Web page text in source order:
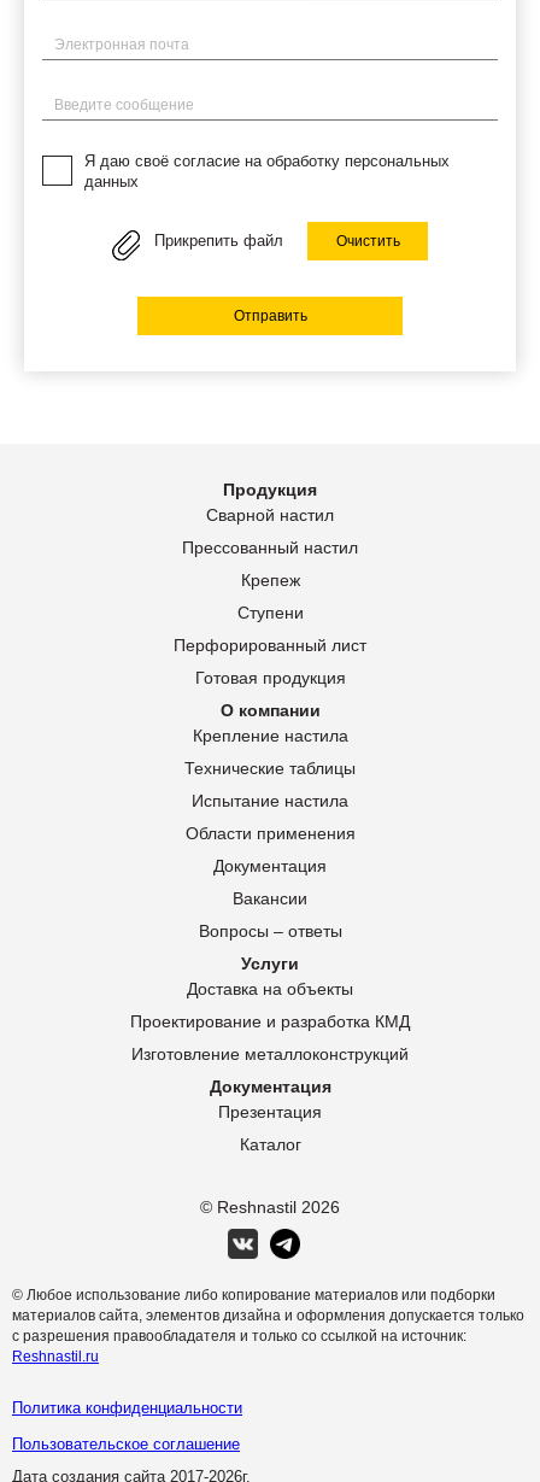
Электронная почта
Введите сообщение
Я даю своё согласие на обработку персональных
данных
Прикрепить файл Очистить
Отправить
© Reshnastil 2026
Продукция
Сварной настил
Прессованный настил
Крепеж
Ступени
Перфорированный лист
Готовая продукция
О компании
Крепление настила
Технические таблицы
Испытание настила
Области применения
Документация
Вакансии
Вопросы – ответы
Услуги
Доставка на объекты
Проектирование и разработка КМД
Изготовление металлоконструкций
Документация
Презентация
Каталог
© Любое использование либо копирование материалов или подборки
материалов сайта, элементов дизайна и оформления допускается только
с разрешения правообладателя и только со ссылкой на источник:
Reshnastil.ru
Политика конфиденциальности
Пользовательское соглашение
Дата создания сайта 2017-2026г.